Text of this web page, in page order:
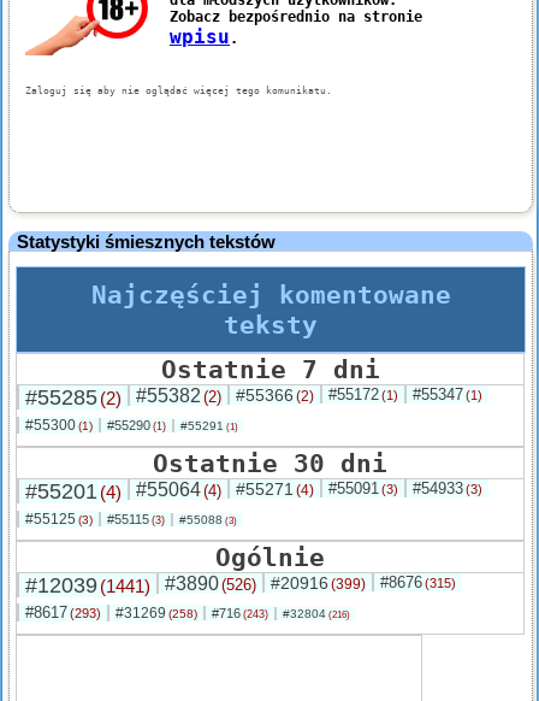
Statystyki śmiesznych tekstów
Najczęściej komentowane
teksty
Ostatnie 7 dni
#55285(2) #55382 (2) #55366 (2) #55172(1) #55347(1)
#55300(1) #55290 (1) #55291 (1)
Ostatnie 30 dni
#55201(4) #55064(4) #55271 (4) #55091(3) #54933(3)
#55125 (3) #55115 (3) #55088 (3)
Ogólnie
#12039(1441) #3890(526) #20916 (399) #8676(315)
#8617(293) #31269 (258) #716 (243) #32804 (216)